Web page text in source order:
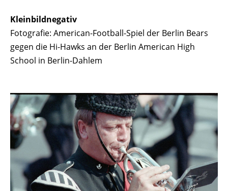
Kleinbildnegativ
Fotografie: American-Football-Spiel der Berlin Bears
gegen die Hi-Hawks an der Berlin American High
School in Berlin-Dahlem